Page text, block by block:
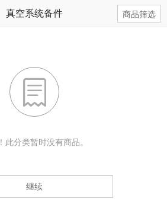
商品筛选
真空系统备件

此分类暂时没有商品。
继续